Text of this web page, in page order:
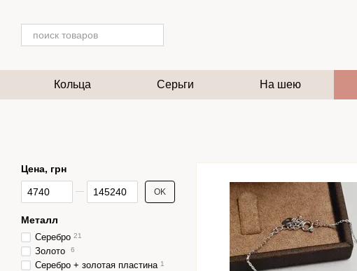
Кольца Серьги На шею
Цена, грн
От Цена, грн
До Цена, грн OK
Металл
Серебро 21
Золото 6
Серебро + золотая пластина 1